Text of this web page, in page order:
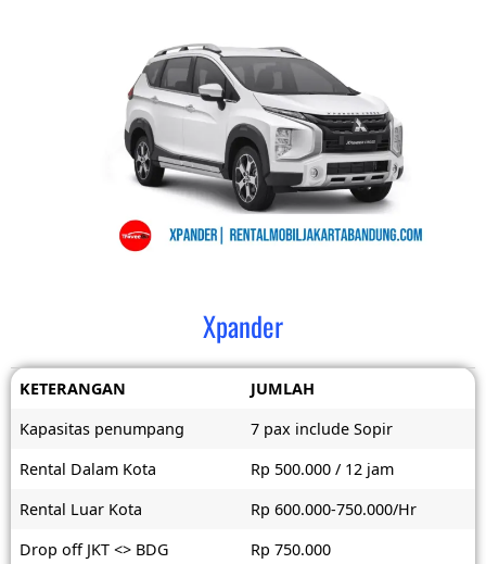
Xpander
KETERANGAN
JUMLAH
Kapasitas penumpang
7 pax include Sopir
Rental Dalam Kota
Rp 500.000 / 12 jam
Rental Luar Kota
Rp 600.000-750.000/Hr
Drop off JKT <> BDG
Rp 750.000